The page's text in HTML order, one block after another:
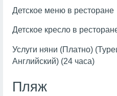
Детское меню в ресторане
Детское кресло в
Услуги няни (Платно)
Английский) (24 часа)
Пляж